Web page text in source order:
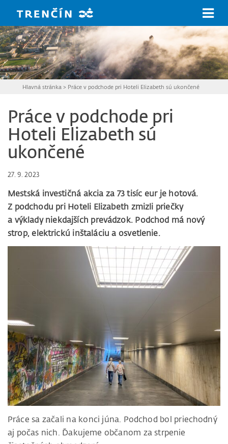
Hlavná stránka > Práce v podchode pri Hoteli Elizabeth sú ukončené
Práce v podchode pri
Hoteli Elizabeth sú
ukončené
27. 9. 2023
Mestská investičná akcia za 73 tisíc eur je hotová.
Z podchodu pri Hoteli Elizabeth zmizli priečky
a výklady niekdajších prevádzok. Podchod má nový
strop, elektrickú inštaláciu a osvetlenie.
Práce sa začali na konci júna. Podchod bol priechodný
aj počas nich. Ďakujeme občanom za strpenie